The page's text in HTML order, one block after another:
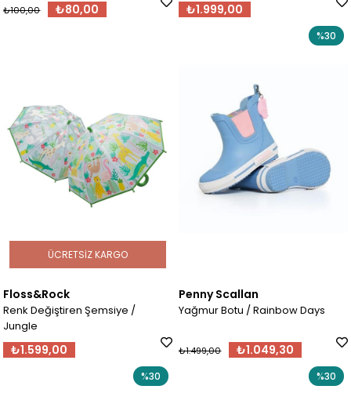
₺80,00
₺100,00 ₺1.999,00
Floss&Rock
Renk Değiştiren Şemsiye /
Jungle
₺1.599,00
ÜCRETSIZ KARGO
Penny Scallan
Yağmur Botu / Rainbow Days
₺1.049,30
₺1.499,00
%30
%30 %30